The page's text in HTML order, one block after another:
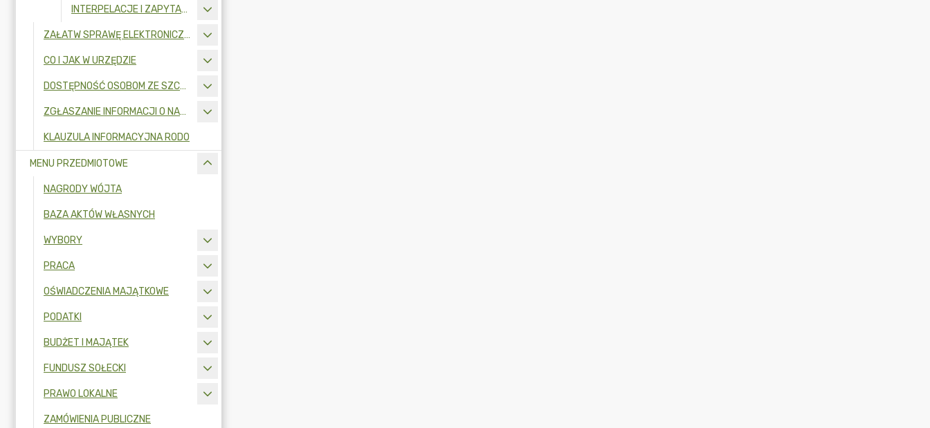
INTERPELACJE I ZAPYTANIA RADNYCH
ZAŁATW SPRAWĘ ELEKTRONICZNIE
CO I JAK W URZĘDZIE
DOSTĘPNOŚĆ OSOBOM ZE SZCZEGÓLNYMI POTRZEBAMI
ZGŁASZANIE INFORMACJI O NARUSZENIU PRAWA I OCHRONA SYGNALISTÓW
KLAUZULA INFORMACYJNA RODO
MENU PRZEDMIOTOWE
NAGRODY WÓJTA
BAZA AKTÓW WŁASNYCH
WYBORY
PRACA
OŚWIADCZENIA MAJĄTKOWE
PODATKI
BUDŻET I MAJĄTEK
FUNDUSZ SOŁECKI
PRAWO LOKALNE
ZAMÓWIENIA PUBLICZNE